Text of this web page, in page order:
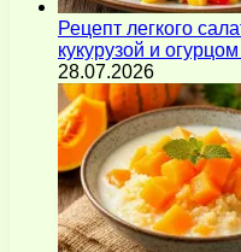
Рецепт легкого
кукурузой и
28.07.2026